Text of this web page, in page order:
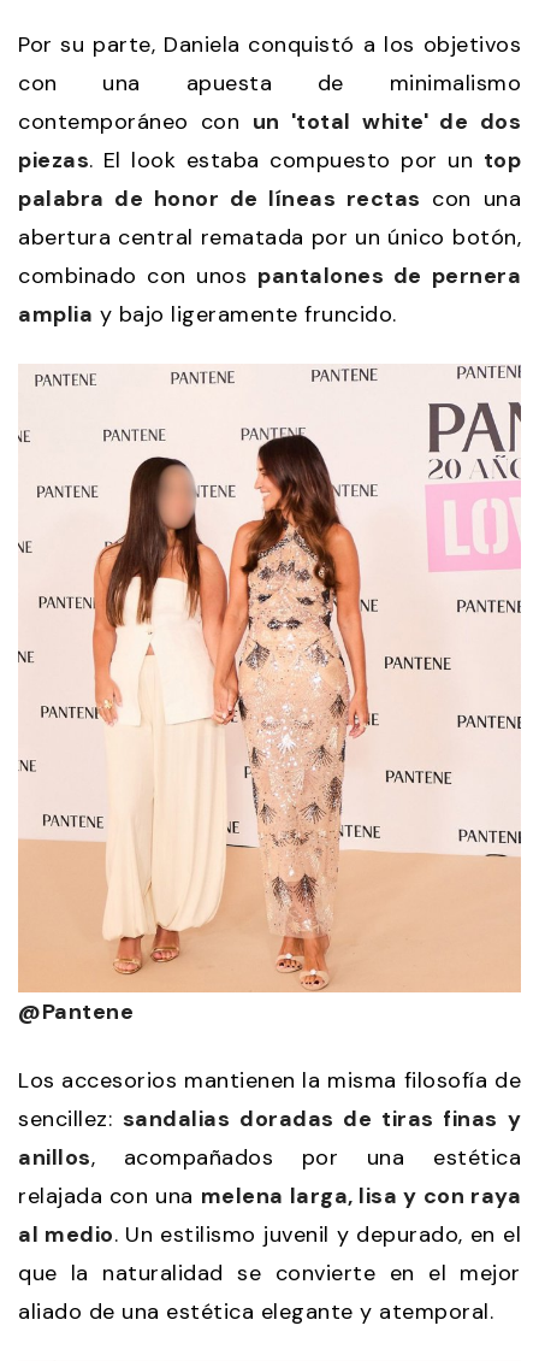
Por su parte, Daniela conquistó a los objetivos
con una apuesta de minimalismo
contemporáneo con un 'total white' de dos
piezas. El look estaba compuesto por un top
palabra de honor de líneas rectas con una
abertura central rematada por un único botón,
combinado con unos pantalones de pernera
amplia y bajo ligeramente fruncido.
@Pantene
Los accesorios mantienen la misma filosofía de
sencillez: sandalias doradas de tiras finas y
anillos, acompañados por una estética
relajada con una melena larga, lisa y con raya
al medio. Un estilismo juvenil y depurado, en el
que la naturalidad se convierte en el mejor
aliado de una estética elegante y atemporal.